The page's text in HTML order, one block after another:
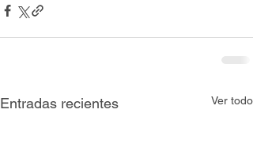
Entradas recientes Ver todo